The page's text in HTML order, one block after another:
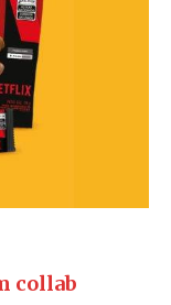
collab